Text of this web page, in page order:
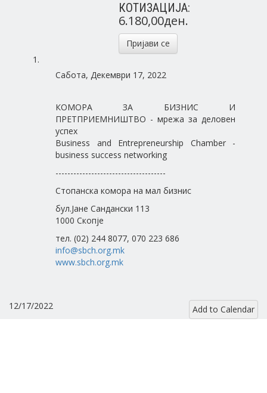
КОТИЗАЦИЈА:
6.180,00ден.
Пријави се
Сабота, Декември 17, 2022
КОМОРА ЗА БИЗНИС И
ПРЕТПРИЕМНИШТВО - мрежа за деловен
успех
Business and Entrepreneurship Chamber -
business success networking
-------------------------------------
Стопанска комора на мал бизнис
бул.Јане Сандански 113
1000 Скопје
тел. (02) 244 8077, 070 223 686
info@sbch.org.mk
www.sbch.org.mk
12/17/2022 Add to Calendar